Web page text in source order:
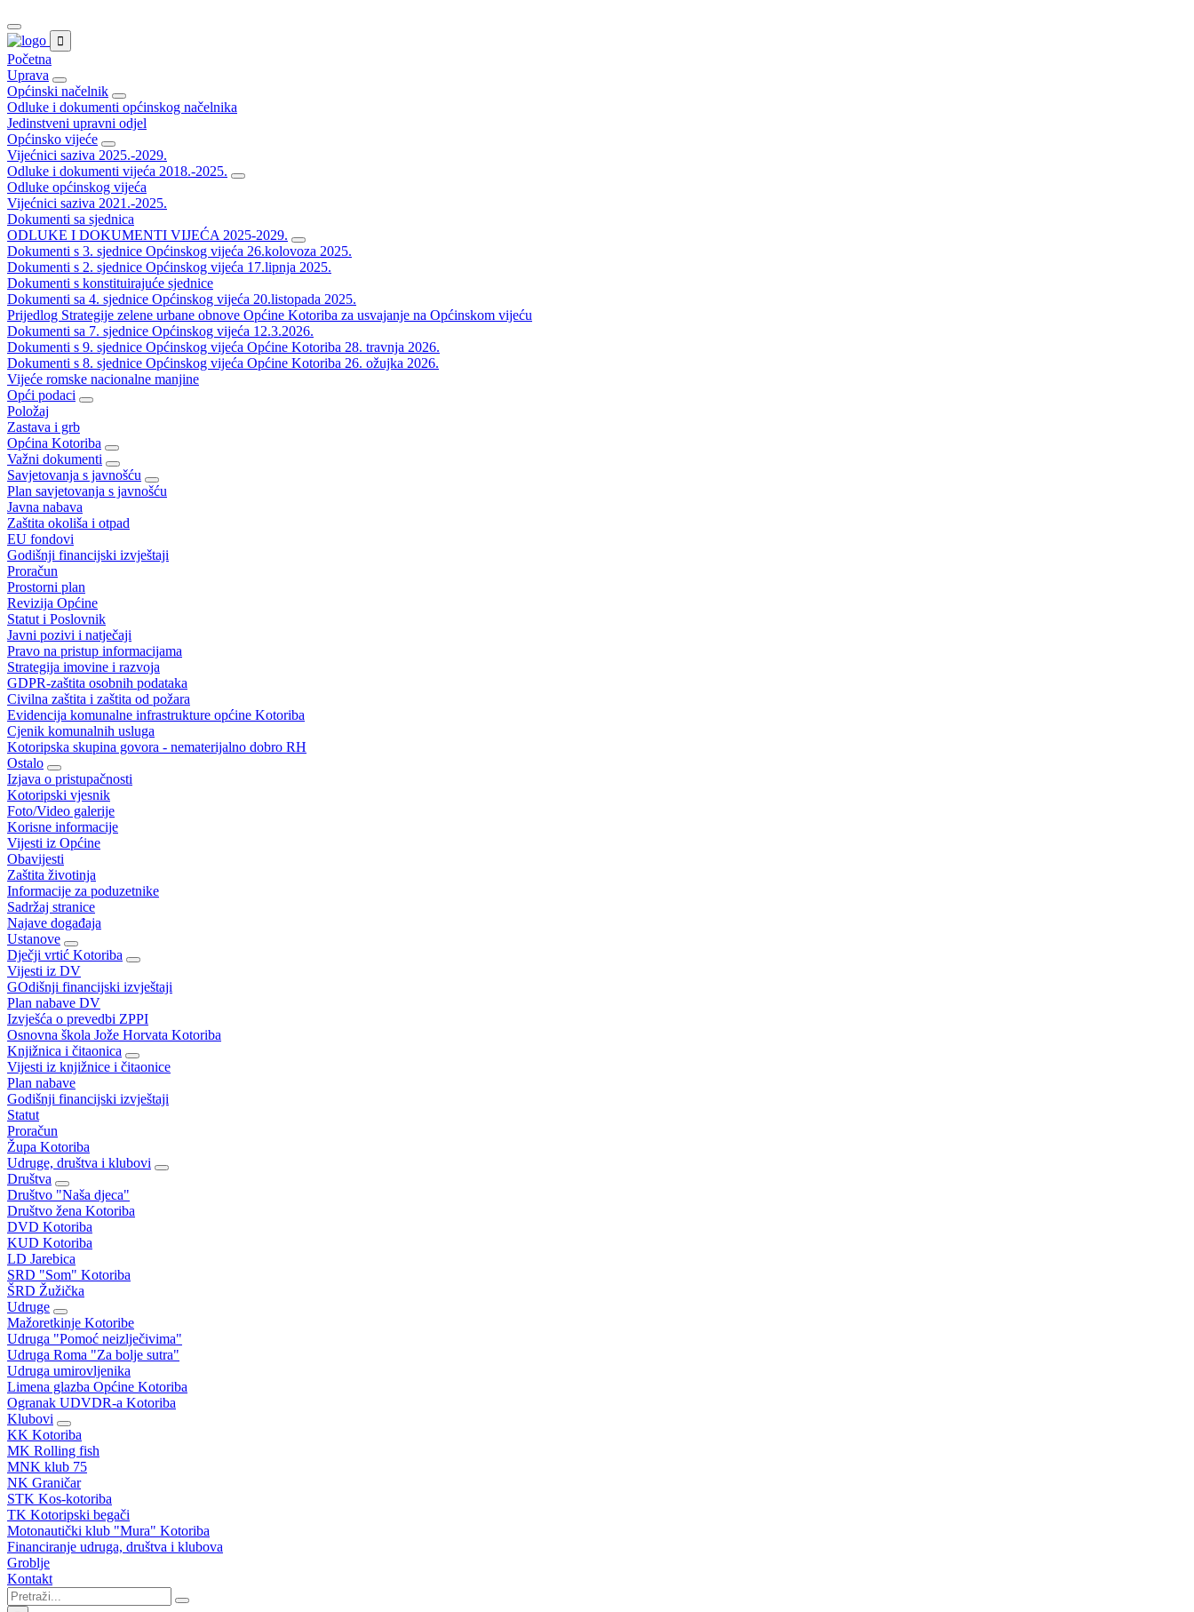
Početna
Uprava
Općinski načelnik
Odluke i dokumenti općinskog načelnika
Jedinstveni upravni odjel
Općinsko vijeće
Vijećnici saziva 2025.-2029.
Odluke i dokumenti vijeća 2018.-2025.
Odluke općinskog vijeća
Vijećnici saziva 2021.-2025.
Dokumenti sa sjednica
ODLUKE I DOKUMENTI VIJEĆA 2025-2029.
Dokumenti s 3. sjednice Općinskog vijeća 26.kolovoza 2025.
Dokumenti s 2. sjednice Općinskog vijeća 17.lipnja 2025.
Dokumenti s konstituirajuće sjednice
Dokumenti sa 4. sjednice Općinskog vijeća 20.listopada 2025.
Prijedlog Strategije zelene urbane obnove Općine Kotoriba za usvajanje na Općinskom vijeću
Dokumenti sa 7. sjednice Općinskog vijeća 12.3.2026.
Dokumenti s 9. sjednice Općinskog vijeća Općine Kotoriba 28. travnja 2026.
Dokumenti s 8. sjednice Općinskog vijeća Općine Kotoriba 26. ožujka 2026.
Vijeće romske nacionalne manjine
Opći podaci
Položaj
Zastava i grb
Općina Kotoriba
Važni dokumenti
Savjetovanja s javnošću
Plan savjetovanja s javnošću
Javna nabava
Zaštita okoliša i otpad
EU fondovi
Godišnji financijski izvještaji
Proračun
Prostorni plan
Revizija Općine
Statut i Poslovnik
Javni pozivi i natječaji
Pravo na pristup informacijama
Strategija imovine i razvoja
GDPR-zaštita osobnih podataka
Civilna zaštita i zaštita od požara
Evidencija komunalne infrastrukture općine Kotoriba
Cjenik komunalnih usluga
Kotoripska skupina govora - nematerijalno dobro RH
Ostalo
Izjava o pristupačnosti
Kotoripski vjesnik
Foto/Video galerije
Korisne informacije
Vijesti iz Općine
Obavijesti
Zaštita životinja
Informacije za poduzetnike
Sadržaj stranice
Najave događaja
Ustanove
Dječji vrtić Kotoriba
Vijesti iz DV
GOdišnji financijski izvještaji
Plan nabave DV
Izvješća o prevedbi ZPPI
Osnovna škola Jože Horvata Kotoriba
Knjižnica i čitaonica
Vijesti iz knjižnice i čitaonice
Plan nabave
Godišnji financijski izvještaji
Statut
Proračun
Župa Kotoriba
Udruge, društva i klubovi
Društva
Društvo "Naša djeca"
Društvo žena Kotoriba
DVD Kotoriba
KUD Kotoriba
LD Jarebica
SRD "Som" Kotoriba
ŠRD Žužička
Udruge
Mažoretkinje Kotoribe
Udruga "Pomoć neizlječivima"
Udruga Roma "Za bolje sutra"
Udruga umirovljenika
Limena glazba Općine Kotoriba
Ogranak UDVDR-a Kotoriba
Klubovi
KK Kotoriba
MK Rolling fish
MNK klub 75
NK Graničar
STK Kos-kotoriba
TK Kotoripski begači
Motonautički klub "Mura" Kotoriba
Financiranje udruga, društva i klubova
Groblje
Kontakt